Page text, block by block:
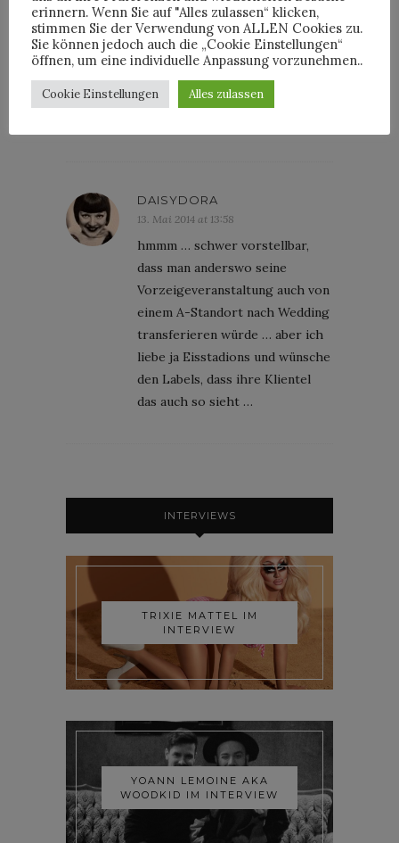
andere Frage. Unsere
Kulturstaatsministerin Monika
Grütters (CDU) hat halt keine
hat sie halt lieber Fanmeilen für
DAISYDORA
13. Mai 2014 at 13:58
hmmm … schwer vorstellbar,
dass man anderswo seine
Vorzeigeveranstaltung auch von
einem A-Standort nach Wedding
transferieren würde … aber ich
liebe ja Eisstadions und wünsche
den Labels, dass ihre Klientel
das auch so sieht …
INTERVIEWS
TRIXIE MATTEL IM
INTERVIEW
YOANN LEMOINE AKA
WOODKID IM INTERVIEW
erinnern. Wenn Sie auf "Alles zulassen“ klicken,
stimmen Sie der Verwendung von ALLEN Cookies zu.
Sie können jedoch auch die „Cookie Einstellungen“
öffnen, um eine individuelle Anpassung vorzunehmen..
Cookie Einstellungen Alles zulassen